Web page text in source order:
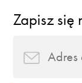
Zapisz się